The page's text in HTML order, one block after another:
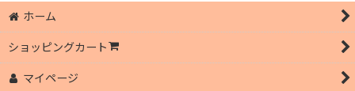
ホーム
ショッピングカート
マイページ